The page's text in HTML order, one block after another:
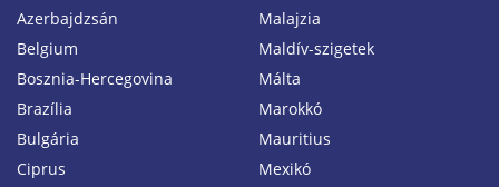
Azerbajdzsán
Belgium
Bosznia-Hercegovina
Brazília
Bulgária
Ciprus
Malajzia
Maldív-szigetek
Málta
Marokkó
Mauritius
Mexikó